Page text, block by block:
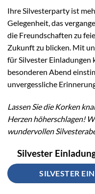
Ihre Silvesterparty ist
Gelegenheit, das
die Freundschaften zu
Zukunft zu blicken. Mit
für Silvester Einladungen
besonderen Abend
unvergessliche
Lassen Sie die Korken
Herzen höherschlagen!
wundervollen
Silvester
SILVESTER